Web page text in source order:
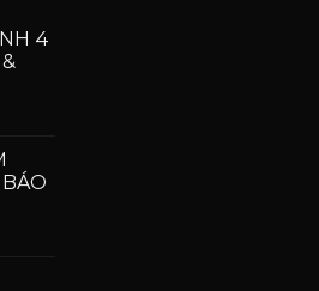
4
NHÔM
KÍNH